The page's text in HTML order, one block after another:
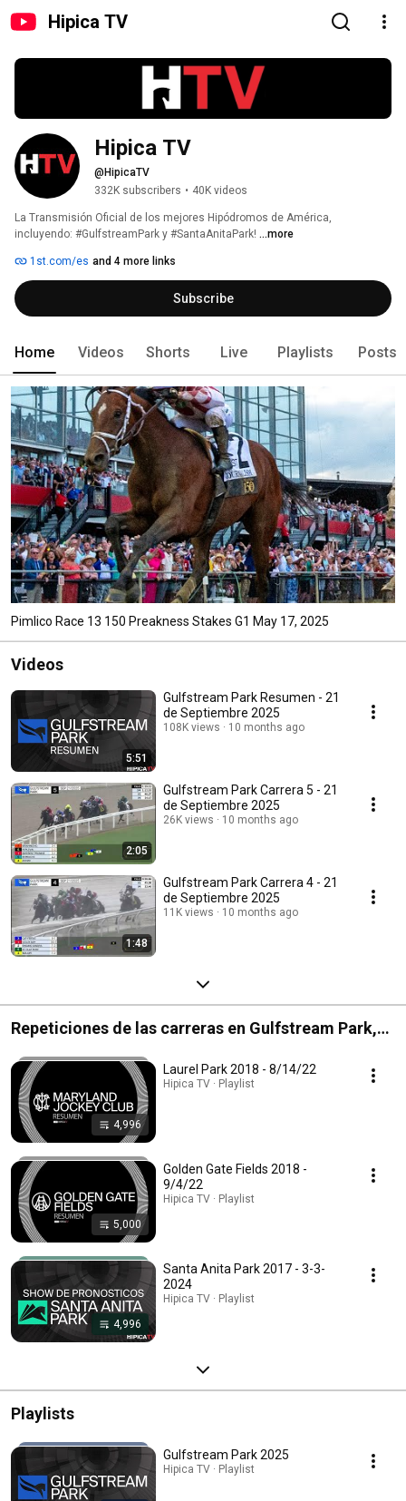
Hipica TV
Hipica TV
@HipicaTV
332K subscribers • 40K videos
La Transmisión Oficial de los mejores Hipódromos de América,
incluyendo: #GulfstreamPark y #SantaAnitaPark! ...more
1st.com/es and 4 more links
Subscribe
Home Videos Shorts Live Playlists Posts
Pimlico Race 13 150 Preakness Stakes G1 May 17, 2025
Videos
5:51
Gulfstream Park Resumen - 21
de Septiembre 2025
108K views 10 months ago
2:05
Gulfstream Park Carrera 5 - 21
de Septiembre 2025
26K views 10 months ago
1:48
Gulfstream Park Carrera 4 - 21
de Septiembre 2025
11K views 10 months ago
Repeticiones de las carreras en Gulfstream Park,
4,996
Laurel Park 2018 - 8/14/22
Hipica TV · Playlist
5,000
Golden Gate Fields 2018 -
9/4/22
Hipica TV · Playlist
4,996
Santa Anita Park 2017 - 3-3-
2024
Hipica TV · Playlist
Playlists
Gulfstream Park 2025
Hipica TV · Playlist